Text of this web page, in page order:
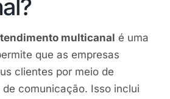
multicanal é uma
que as empresas
clientes por meio de
comunicação. Isso inclui